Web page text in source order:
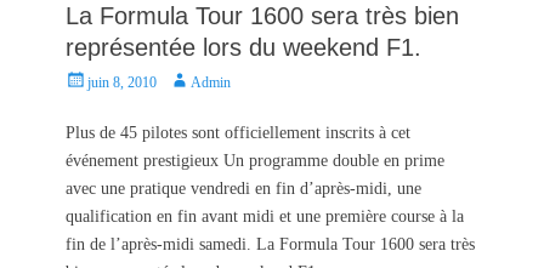
La Formula Tour 1600 sera très bien
représentée lors du weekend F1.
P
s
t
o
n
juin 8, 2010
A
t
h
r
Admin
Plus de 45 pilotes sont officiellement inscrits à cet
événement prestigieux Un programme double en prime
avec une pratique vendredi en fin d’après-midi, une
qualification en fin avant midi et une première course à la
fin de l’après-midi samedi. La Formula Tour 1600 sera très